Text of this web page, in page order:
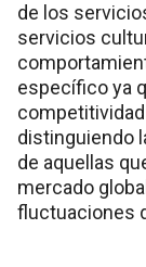
de los
servicios
específico ya
distinguiendo
de aquellas
mercado
fluctuaciones